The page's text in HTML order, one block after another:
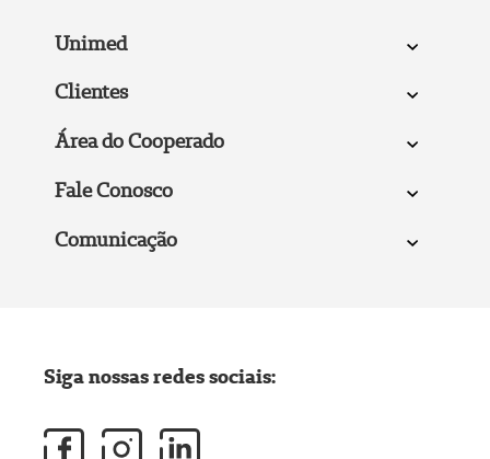
Unimed
Clientes
Área do Cooperado
Fale Conosco
Comunicação
Siga nossas redes sociais: